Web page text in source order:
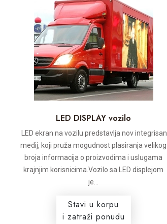
LED DISPLAY vozilo
LED ekran na vozilu predstavlja nov integrisan
medij, koji pruža mogudnost plasiranja velikog
broja informacija o proizvodima i uslugama
krajnjim korisnicima.Vozilo sa LED displejom
je...
Stavi u korpu
i zatraži ponudu